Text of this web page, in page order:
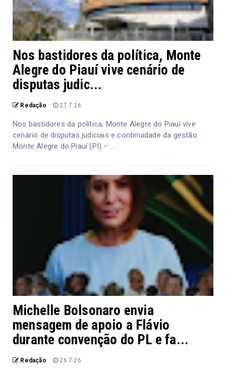
Nos bastidores da política, Monte
Alegre do Piauí vive cenário de
disputas judic...
Redação 27.7.26
Nos bastidores da política, Monte Alegre do Piauí vive
cenário de disputas judiciais e continuidade da gestão.
Monte Alegre do Piauí (PI) – ...
Michelle Bolsonaro envia
mensagem de apoio a Flávio
durante convenção do PL e fa...
Redação 26.7.26